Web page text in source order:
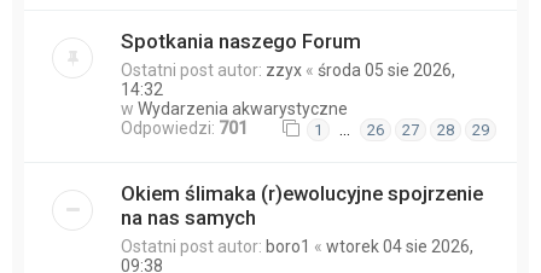
Spotkania naszego Forum
Ostatni post autor: zzyx « środa 05 sie 2026,
14:32
w Wydarzenia akwarystyczne
Odpowiedzi: 701 1 … 26 27 28 29
Okiem ślimaka (r)ewolucyjne spojrzenie
na nas samych
Ostatni post autor: boro1 « wtorek 04 sie 2026,
09:38